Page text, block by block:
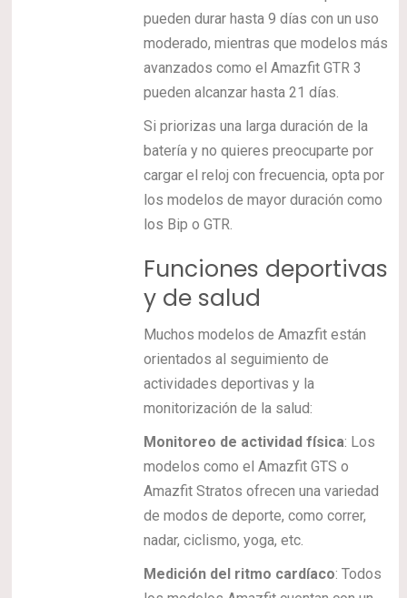
pueden durar hasta 9 días con un uso
moderado, mientras que modelos más
avanzados como el Amazfit GTR 3
pueden alcanzar hasta 21 días.
Si priorizas una larga duración de la
batería y no quieres preocuparte por
cargar el reloj con frecuencia, opta por
los modelos de mayor duración como
los Bip o GTR.
Funciones deportivas
y de salud
Muchos modelos de Amazfit están
orientados al seguimiento de
actividades deportivas y la
monitorización de la salud:
Monitoreo de actividad física: Los
modelos como el Amazfit GTS o
Amazfit Stratos ofrecen una variedad
de modos de deporte, como correr,
nadar, ciclismo, yoga, etc.
Medición del ritmo cardíaco: Todos